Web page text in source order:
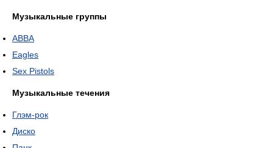
Музыкальные группы
ABBA
Eagles
Sex Pistols
Музыкальные течения
Глэм-рок
Диско